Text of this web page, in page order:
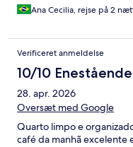
Ana Cecilia, rejse på 2
Verificeret anmeldelse
10/10 Enestående
28. apr. 2026
Oversæt med Google
Quarto limpo e
café da manhã excelente